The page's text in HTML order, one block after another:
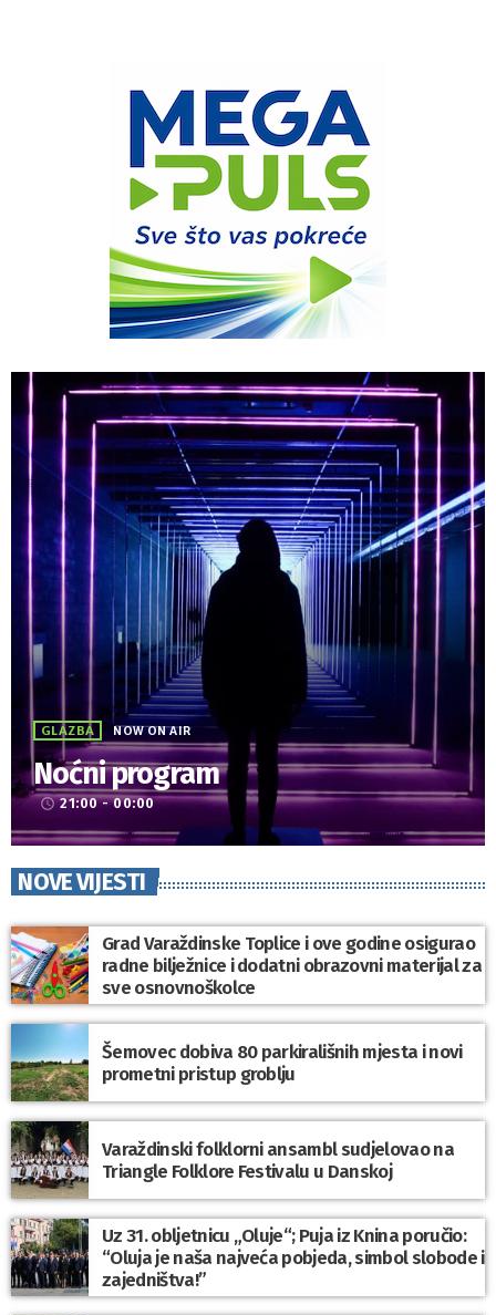
GLAZBA NOW ON AIR
Noćni program
access_time 21:00 - 00:00
NOVE VIJESTI
Grad Varaždinske Toplice i ove godine osigurao
radne bilježnice i dodatni obrazovni materijal za
sve osnovnoškolce
Šemovec dobiva 80 parkirališnih mjesta i novi
prometni pristup groblju
Varaždinski folklorni ansambl sudjelovao na
Triangle Folklore Festivalu u Danskoj
Uz 31. obljetnicu „Oluje“; Puja iz Knina poručio:
“Oluja je naša najveća pobjeda, simbol slobode i
zajedništva!”